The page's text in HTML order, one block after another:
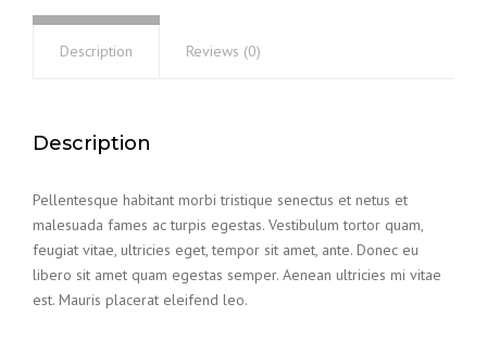
Description Reviews (0)
Description
Pellentesque habitant morbi tristique senectus et netus et
malesuada fames ac turpis egestas. Vestibulum tortor quam,
feugiat vitae, ultricies eget, tempor sit amet, ante. Donec eu
libero sit amet quam egestas semper. Aenean ultricies mi vitae
est. Mauris placerat eleifend leo.